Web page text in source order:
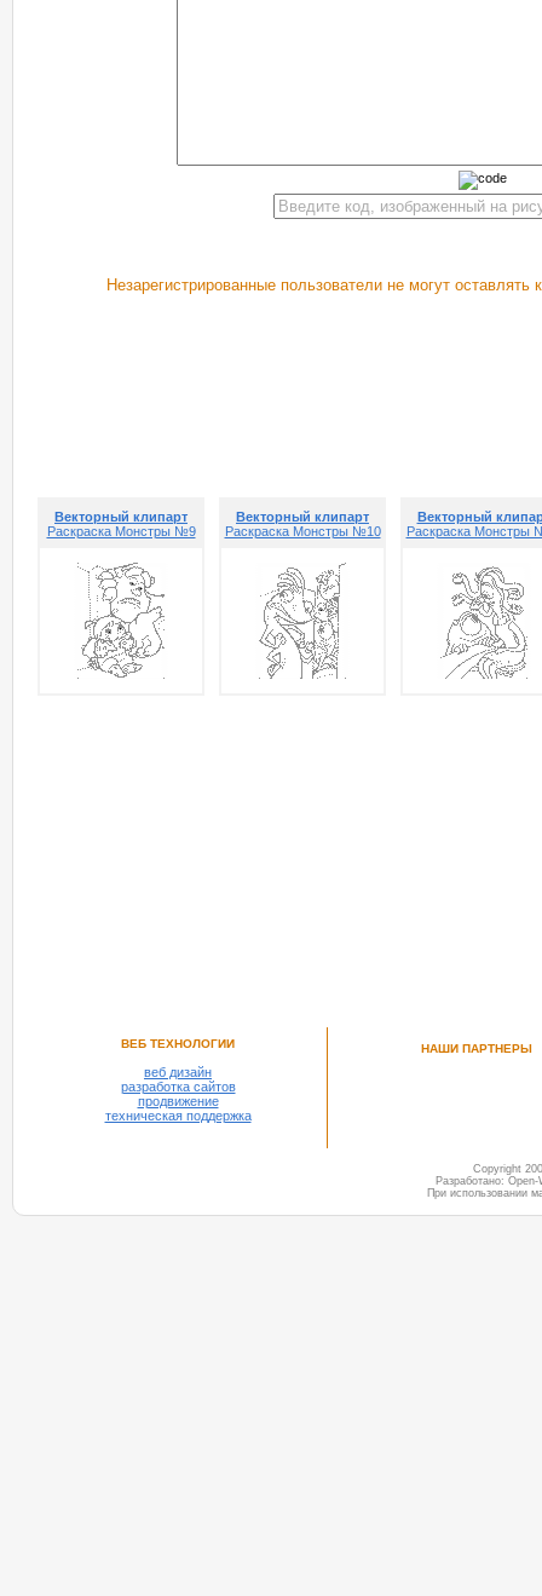
Незарегистрированные пользователи не могут
Векторный клипарт
Раскраска Монстры №9
Векторный клипарт
Раскраска Монстры №10
Векторный
Раскраска Монстры
ВЕБ ТЕХНОЛОГИИ
веб дизайн
разработка сайтов
продвижение
техническая поддержка
НАШИ ПАРТНЕРЫ
Copyright
Разработано:
При использовании